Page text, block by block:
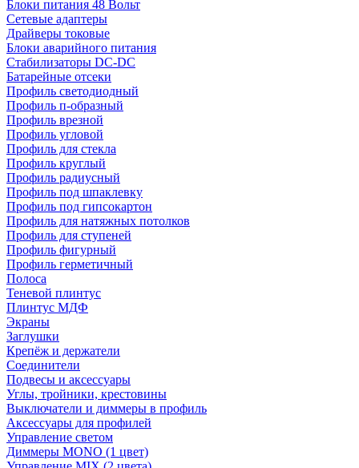
Блоки питания 48 Вольт
Сетевые адаптеры
Драйверы токовые
Блоки аварийного питания
Стабилизаторы DC-DC
Батарейные отсеки
Профиль светодиодный
Профиль п-образный
Профиль врезной
Профиль угловой
Профиль для стекла
Профиль круглый
Профиль радиусный
Профиль под шпаклевку
Профиль под гипсокартон
Профиль для натяжных потолков
Профиль для ступеней
Профиль фигурный
Профиль герметичный
Полоса
Теневой плинтус
Плинтус МДФ
Экраны
Заглушки
Крепёж и держатели
Соединители
Подвесы и аксессуары
Углы, тройники, крестовины
Выключатели и диммеры в профиль
Аксессуары для профилей
Управление светом
Диммеры MONO (1 цвет)